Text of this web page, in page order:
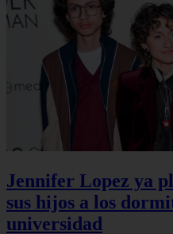
Jennifer Lopez ya
sus hijos a los
universidad